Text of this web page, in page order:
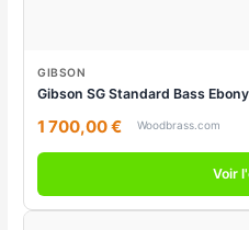
GIBSON
Gibson SG Standard Bass
1 700,00 € Woodbrass.com
Voir